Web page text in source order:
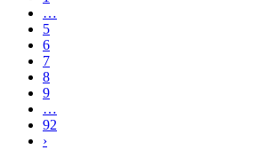
…
5
6
7
8
9
…
92
›